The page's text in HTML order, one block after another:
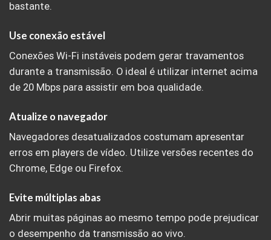
bastante.
Use conexão estável
Conexões Wi-Fi instáveis podem gerar travamentos
durante a transmissão. O ideal é utilizar internet acima
de 20 Mbps para assistir em boa qualidade.
Atualize o navegador
Navegadores desatualizados costumam apresentar
erros em players de vídeo. Utilize versões recentes do
Chrome, Edge ou Firefox.
Evite múltiplas abas
Abrir muitas páginas ao mesmo tempo pode prejudicar
o desempenho da transmissão ao vivo.